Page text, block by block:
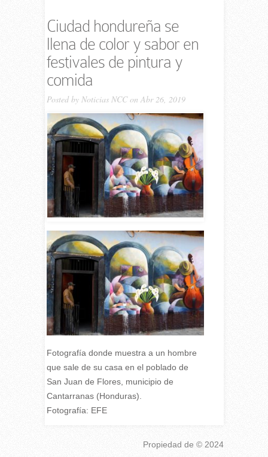
Ciudad hondureña se
llena de color y sabor en
festivales de pintura y
comida
Posted by Noticias NCCon Abr 26, 2019
Fotografía donde muestra a un hombre
que sale de su casa en el poblado de
San Juan de Flores, municipio de
Cantarranas (Honduras).
Fotografía: EFE
Propiedad de © 2024